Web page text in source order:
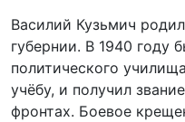
Василий Кузьмич
губернии. В 1940 году
политического
учёбу, и получил
фронтах. Боевое